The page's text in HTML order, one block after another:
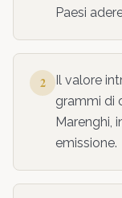
Paesi
2
Il valore
grammi di
Marenghi,
emissione.